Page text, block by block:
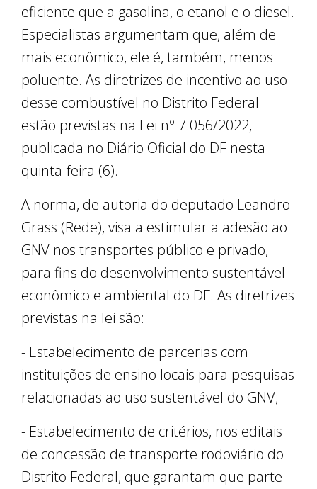
eficiente que a gasolina, o etanol e o diesel.
Especialistas argumentam que, além de
mais econômico, ele é, também, menos
poluente. As diretrizes de incentivo ao uso
desse combustível no Distrito Federal
estão previstas na Lei nº 7.056/2022,
publicada no Diário Oficial do DF nesta
quinta-feira (6).
A norma, de autoria do deputado Leandro
Grass (Rede), visa a estimular a adesão ao
GNV nos transportes público e privado,
para fins do desenvolvimento sustentável
econômico e ambiental do DF. As diretrizes
previstas na lei são:
- Estabelecimento de parcerias com
instituições de ensino locais para pesquisas
relacionadas ao uso sustentável do GNV;
- Estabelecimento de critérios, nos editais
de concessão de transporte rodoviário do
Distrito Federal, que garantam que parte